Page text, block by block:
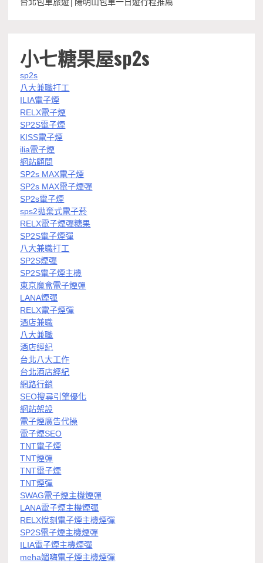
台北包車旅遊│陽明山包車一日遊行程推薦
小七糖果屋sp2s
sp2s
八大兼職打工
ILIA電子煙
RELX電子煙
SP2S電子煙
KISS電子煙
ilia電子煙
網站顧問
SP2s MAX電子煙
SP2s MAX電子煙彈
SP2s電子煙
sps2拋棄式電子菸
RELX電子煙彈糖果
SP2S電子煙彈
八大兼職打工
SP2S煙彈
SP2S電子煙主機
東京魔盒電子煙彈
LANA煙彈
RELX電子煙彈
酒店兼職
八大兼職
酒店經紀
台北八大工作
台北酒店經紀
網路行銷
SEO搜尋引擎優化
網站架設
電子煙廣告代操
電子煙SEO
TNT電子煙
TNT煙彈
TNT電子煙
TNT煙彈
SWAG電子煙主機煙彈
LANA電子煙主機煙彈
RELX悅刻電子煙主機煙彈
SP2S電子煙主機煙彈
ILIA電子煙主機煙彈
meha媚嗨電子煙主機煙彈